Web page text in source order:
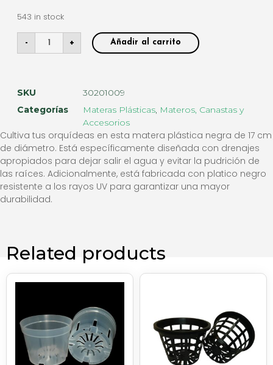
543 in stock
- + Añadir al carrito
SKU
30201009
Categorías
Materas Plásticas, Materos, Canastas y
Accesorios
Cultiva tus orquídeas en esta matera plástica negra de 17 cm
de diámetro. Está específicamente diseñada con drenajes
apropiados para dejar salir el agua y evitar la pudrición de
las raíces. Adicionalmente, está fabricada con platico negro
resistente a los rayos UV para garantizar una mayor
durabilidad.
Related products